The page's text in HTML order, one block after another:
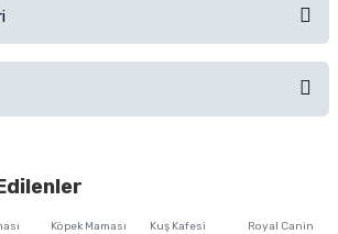
Ürünü Satın Al ve Yorumla
Köpek Maması
Kuş Kafesi
Royal Canin